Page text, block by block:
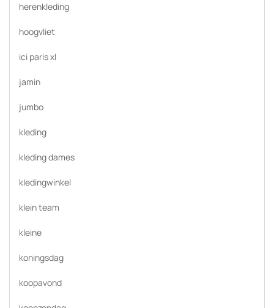
herenkleding
hoogvliet
ici paris xl
jamin
jumbo
kleding
kleding dames
kledingwinkel
klein team
kleine
koningsdag
koopavond